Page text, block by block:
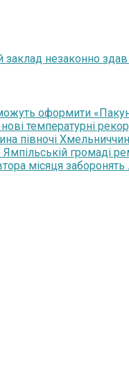
заклад незаконно
оформити
температурні
півночі
Ямпільській громаді
місяця